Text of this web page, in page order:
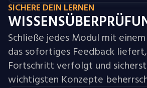
SICHERE DEIN LERNEN
Schließe jedes Modul mit
das sofortiges Feedback
Fortschritt verfolgt und
wichtigsten Konzepte